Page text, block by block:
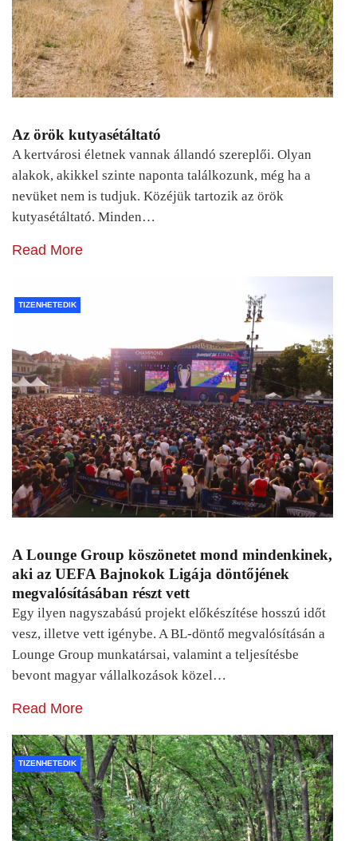
Az örök kutyasétáltató
A kertvárosi életnek vannak állandó szereplői. Olyan
alakok, akikkel szinte naponta találkozunk, még ha a
nevüket nem is tudjuk. Közéjük tartozik az örök
kutyasétáltató. Minden…
Read More
TIZENHETEDIK
A Lounge Group köszönetet mond mindenkinek,
aki az UEFA Bajnokok Ligája döntőjének
megvalósításában részt vett
Egy ilyen nagyszabású projekt előkészítése hosszú időt
vesz, illetve vett igénybe. A BL-döntő megvalósításán a
Lounge Group munkatársai, valamint a teljesítésbe
bevont magyar vállalkozások közel…
Read More
TIZENHETEDIK